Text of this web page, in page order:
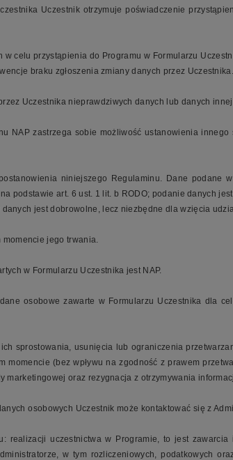
Uczestnik otrzymuje poświadczenie
celu przystąpienia do Programu w Formularzu
braku zgłoszenia zmiany danych przez Uczestnika.
Uczestnika nieprawdziwych danych lub danych
NAP zastrzega sobie możliwość ustanowienia
niniejszego Regulaminu. Dane
podstawie art. 6 ust. 1 lit. b RODO; podanie danych
jest dobrowolne, lecz niezbędne dla wzięcia
momencie jego trwania.
w Formularzu Uczestnika jest NAP.
osobowe zawarte w Formularzu Uczestnika dla
sprostowania, usunięcia lub ograniczenia
momencie (bez wpływu na zgodność z prawem
marketingowej oraz rezygnacja z otrzymywania
osobowych Uczestnik może kontaktować się z
realizacji uczestnictwa w Programie, to jest
w tym rozliczeniowych, podatkowych